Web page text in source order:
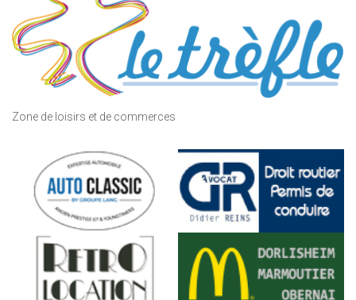
Zone de loisirs et de commerces